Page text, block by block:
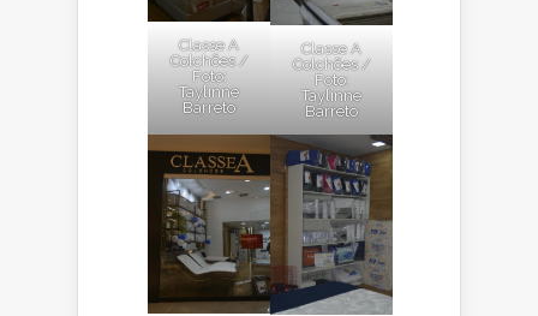
Classe A
Colchões /
Foto:
Taylinne
Barreto
Classe A
Colchões /
Foto:
Taylinne
Barreto